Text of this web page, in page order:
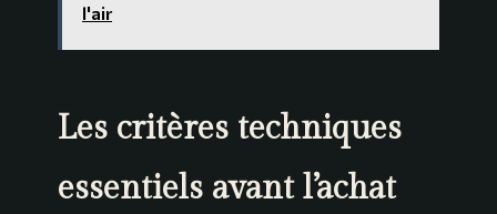
l'air
Les critères techniques
essentiels avant l’achat